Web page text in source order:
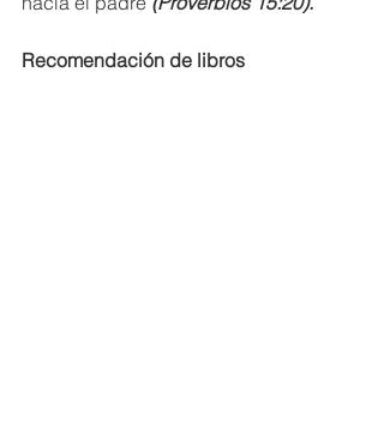
Recomendación de libros